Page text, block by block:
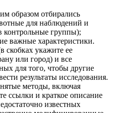
образом отбирались
для наблюдений и
контрольные группы);
важные характеристики.
скобках укажите ее
или город) и все
для того, чтобы другие
результаты исследования.
методы, включая
ссылки и краткое описание
известных